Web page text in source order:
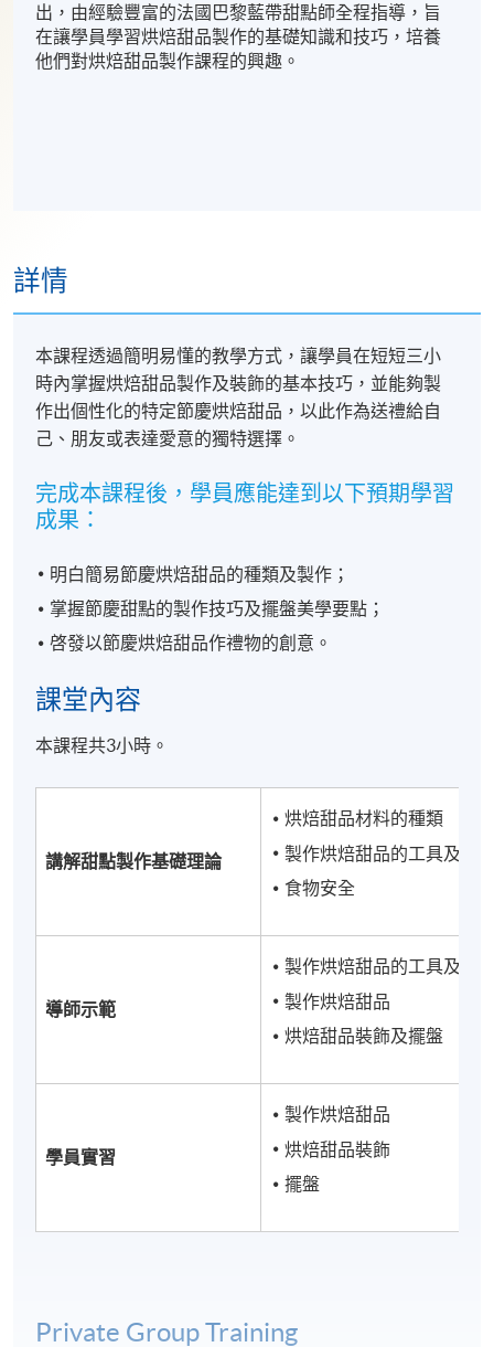
出，由經驗豐富的法國巴黎藍帶甜點師全程指導，旨
在讓學員學習烘焙甜品製作的基礎知識和技巧，培養
他們對烘焙甜品製作課程的興趣。
詳情
本課程透過簡明易懂的教學方式，讓學員在短短三小
時內掌握烘焙甜品製作及裝飾的基本技巧，並能夠製
作出個性化的特定節慶烘焙甜品，以此作為送禮給自
己、朋友或表達愛意的獨特選擇。
完成本課程後，學員應能達到以下預期學習
成果：
明白簡易節慶烘焙甜品的種類及製作；
掌握節慶甜點的製作技巧及擺盤美學要點；
啓發以節慶烘焙甜品作禮物的創意。
課堂內容
本課程共3小時。
講解甜點製作基礎理論
烘焙甜品材料的種類
製作烘焙甜品的工具及使
食物安全
導師示範
製作烘焙甜品的工具及使
製作烘焙甜品
烘焙甜品裝飾及擺盤
學員實習
製作烘焙甜品
烘焙甜品裝飾
擺盤
Private Group Training